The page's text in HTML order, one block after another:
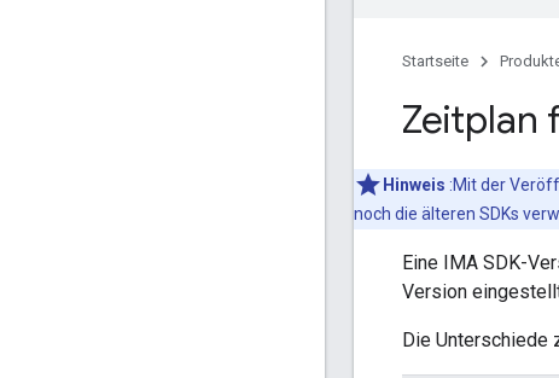
Startseite
Zeitplan
Hinweis :Mit der
noch die älteren SDKs
Eine IMA SDK-
Version
Die Unterschiede